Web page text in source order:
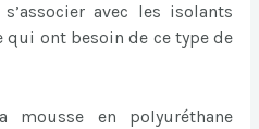
avec les isolants
ont besoin de ce type de
en polyuréthane